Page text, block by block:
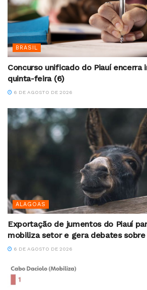
BRASIL
Concurso unificado do Piauí encerra
quinta-feira (6)
6 DE AGOSTO DE 2026
ALAGOAS
Exportação de jumentos do Piauí
mobiliza setor e gera debates
6 DE AGOSTO DE 2026